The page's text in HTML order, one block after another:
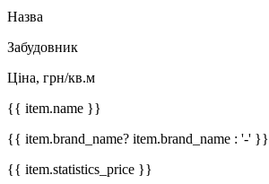
Назва
Забудовник
Ціна, грн/кв.м
{{ item.name }}
{{ item.brand_name? item.brand_name : '-' }}
{{ item.statistics_price }}